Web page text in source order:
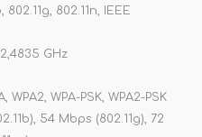
802.11n, IEEE
GHz
WPA-PSK, WPA2-PSK
54 Mbps (802.11g), 72